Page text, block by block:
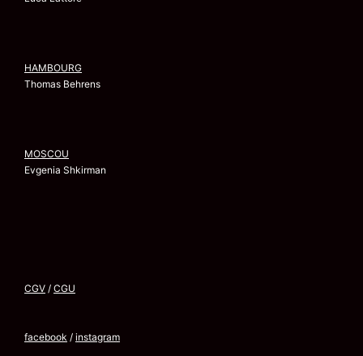
HAMBOURG
Thomas Behrens
MOSCOU
Evgenia Shkirman
CGV / CGU
facebook / instagram